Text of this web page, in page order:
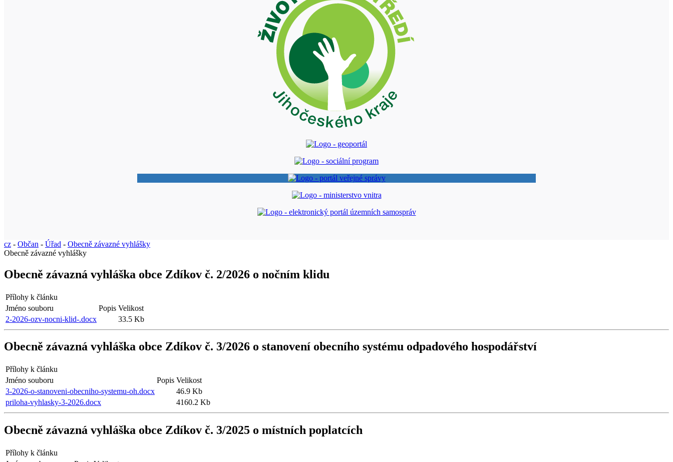
cz - Občan - Úřad - Obecně závazné vyhlášky
Obecně závazné vyhlášky
Obecně závazná vyhláška obce Zdíkov č. 2/2026 o nočním klidu
Přílohy k článku
Jméno souboru
Popis Velikost
2-2026-ozv-nocni-klid-.docx
33.5 Kb
Obecně závazná vyhláška obce Zdíkov č. 3/2026 o stanovení obecního systému odpadového hospodářství
Přílohy k článku
Jméno souboru
Popis Velikost
3-2026-o-stanoveni-obecniho-systemu-oh.docx
46.9 Kb
priloha-vyhlasky-3-2026.docx
4160.2 Kb
Obecně závazná vyhláška obce Zdíkov č. 3/2025 o místních poplatcích
Přílohy k článku